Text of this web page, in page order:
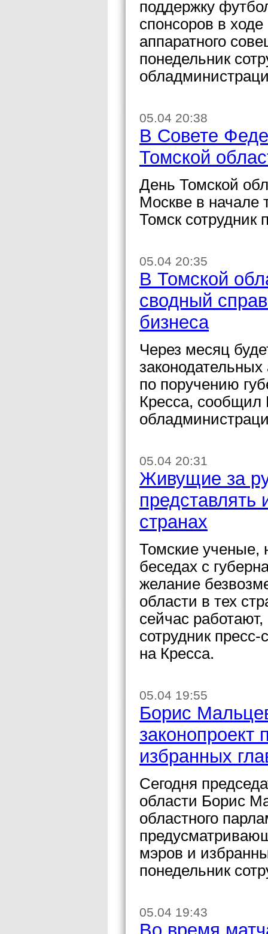
поддержку
спонсоров в
аппаратного
понедельник
05.04 20:38
В Совете
Томской
День Томской
Москве в
Томск
05.04 20:35
В Томской
сводный
бизнеса
Через месяц
по поручению
Кресса, сообщил
05.04 20:31
Живущие за
представлять
странах
Томские
беседах с
желание
области в тех
сейчас
сотрудник
на Кресса.
05.04 19:55
Борис
законопроект
избранных
Сегодня
области Борис
областного
мэров и
понедельник
05.04 19:43